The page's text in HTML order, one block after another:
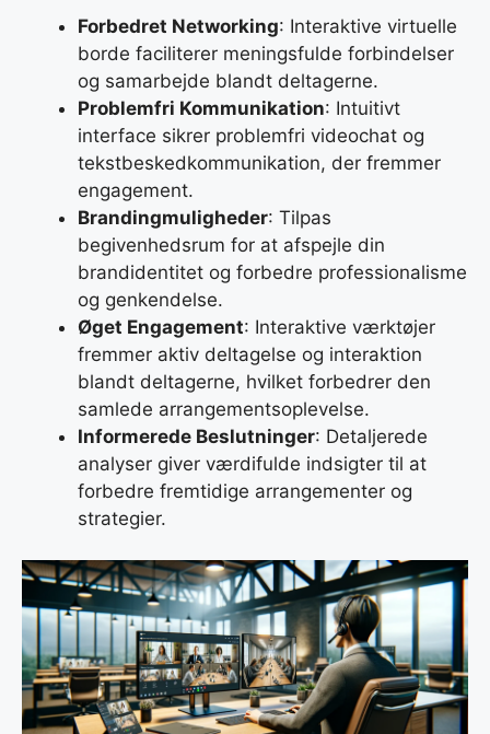
Forbedret Networking: Interaktive virtuelle
borde faciliterer meningsfulde forbindelser
og samarbejde blandt deltagerne.
Problemfri Kommunikation: Intuitivt
interface sikrer problemfri videochat og
tekstbeskedkommunikation, der fremmer
engagement.
Brandingmuligheder: Tilpas
begivenhedsrum for at afspejle din
brandidentitet og forbedre professionalisme
og genkendelse.
Øget Engagement: Interaktive værktøjer
fremmer aktiv deltagelse og interaktion
blandt deltagerne, hvilket forbedrer den
samlede arrangementsoplevelse.
Informerede Beslutninger: Detaljerede
analyser giver værdifulde indsigter til at
forbedre fremtidige arrangementer og
strategier.